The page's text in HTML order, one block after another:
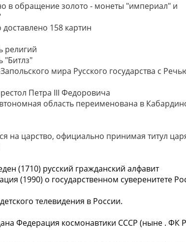
в обращение золото - монеты "империал" и
158 картин
религий
"Битлз"
мира Русского государства с
Петра III Федоровича
область переименована в
на царство, официально принимая титул
(1710) русский гражданский алфавит
(1990) о государственном суверенитете
телевидения в России.
Федерация космонавтики СССР (ныне . ФК